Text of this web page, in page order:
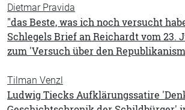
Dietmar Pravida
"das Beste, was ich noch versucht
Schlegels Brief an Reichardt vom 23.
zum 'Versuch über den
Tilman Venzl
Ludwig Tiecks Aufklärungssatire